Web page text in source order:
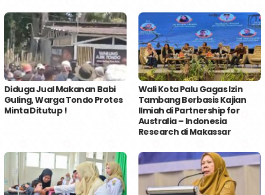
Diduga Jual Makanan Babi
Guling, Warga Tondo Protes
Minta Ditutup !
Wali Kota Palu Gagas Izin
Tambang Berbasis Kajian
Ilmiah di Partnership for
Australia – Indonesia
Research di Makassar